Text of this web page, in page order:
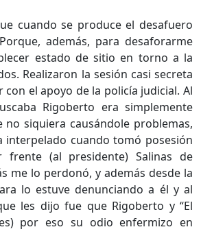
cuando se produce el desafuero
además, para desaforarme
estado de sitio en torno a la
Realizaron la sesión casi secreta
el apoyo de la policía judicial. Al
Rigoberto era simplemente
no siquiera causándole problemas,
interpelado cuando tomó posesión
frente (al presidente) Salinas de
me lo perdonó, y además desde la
lo estuve denunciando a él y al
les dijo fue que Rigoberto y “El
por eso su odio enfermizo en